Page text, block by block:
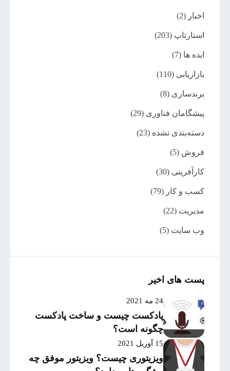
اخبار (2)
استارتاپ (203)
ایده ها (7)
بازاریابی (110)
برندسازی (8)
پیشگامان فناوری (29)
دسته‌بندی نشده (23)
فروش (5)
کارآفرینی (30)
کسب و کار (79)
مدیریت (22)
وب سایت (5)
پست های اخیر
24 مه 2021
پادکست چیست و ساخت پادکست
چگونه است؟
15 آوریل 2021
ویزیتوری چیست؟ ویزیتور موفق چه